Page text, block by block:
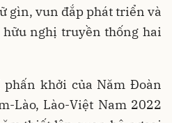
gìn, vun đắp phát triển và
nghị truyền thống hai
khởi của Năm Đoàn
Lào, Lào-Việt Nam 2022